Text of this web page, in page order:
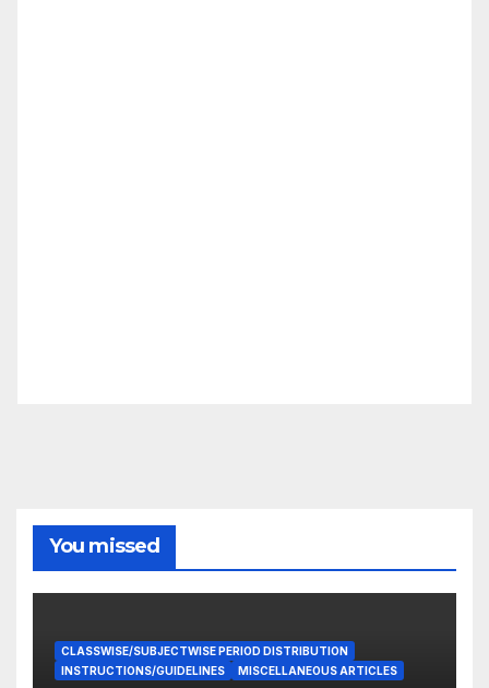
You missed
CLASSWISE/SUBJECTWISE PERIOD DISTRIBUTION
INSTRUCTIONS/GUIDELINES
MISCELLANEOUS ARTICLES